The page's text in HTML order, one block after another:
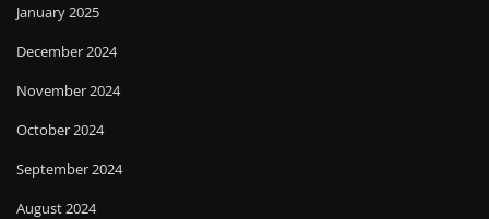
January 2025
December 2024
November 2024
October 2024
September 2024
August 2024